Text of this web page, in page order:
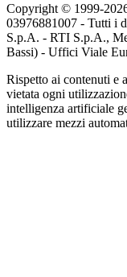
Copyright © 1999-
03976881007 - Tutti i
S.p.A. - RTI S.p.A.,
Bassi) - Uffici Viale
Rispetto ai contenuti e
vietata ogni
intelligenza artificiale
utilizzare mezzi